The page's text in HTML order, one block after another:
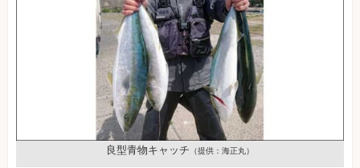
良型青物キャッチ （提供：海正丸）